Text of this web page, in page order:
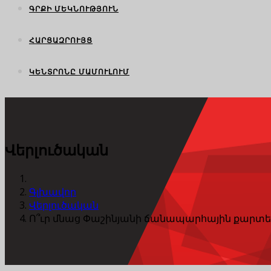
ԳՐՔԻ ՄԵԿՆՈՒԹՅՈՒՆ
ՀԱՐՑԱԶՐՈՒՅՑ
ԿԵՆՏՐՈՆԸ ՄԱՄՈՒԼՈՒՄ
Վերլուծական
Գլխավոր
Վերլուծական
Ո՞ւր մնաց Փաշինյանի ճանապարհային